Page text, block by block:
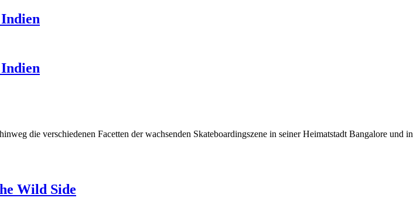
die verschiedenen Facetten der wachsenden Skateboardingszene in seiner Heimatstadt Bangalore und in
Wild Side